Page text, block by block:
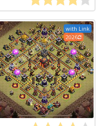
with Link
2026